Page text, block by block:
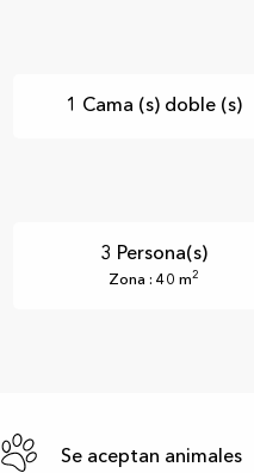
1 Cama (s) doble (s)
3 Persona(s)
Zona : 40 m2
Se aceptan animales